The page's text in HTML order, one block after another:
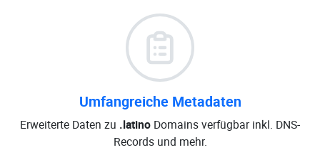
Umfangreiche Metadaten
Erweiterte Daten zu .latino Domains verfügbar inkl. DNS-
Records und mehr.